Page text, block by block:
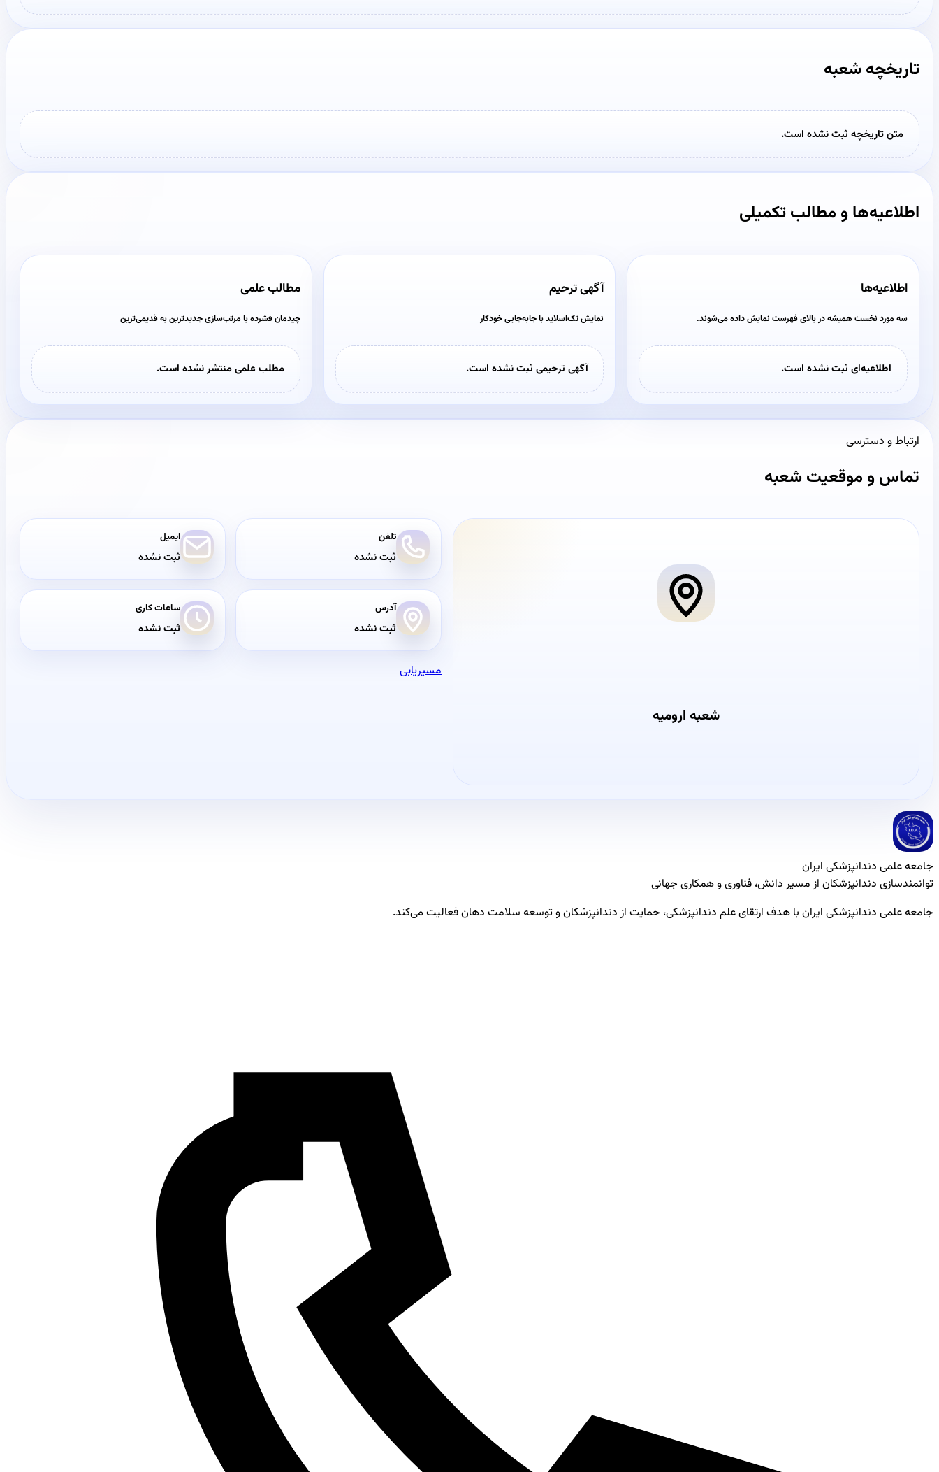
تاریخچه شعبه
متن تاریخچه ثبت نشده است.
اطلاعیه‌ها و مطالب تکمیلی
اطلاعیه‌ها
سه مورد نخست همیشه در بالای فهرست نمایش داده می‌شوند.
اطلاعیه‌ای ثبت نشده است.
آگهی ترحیم
نمایش تک‌اسلاید با جابه‌جایی خودکار
آگهی ترحیمی ثبت نشده است.
مطالب علمی
چیدمان فشرده با مرتب‌سازی جدیدترین به قدیمی‌ترین
مطلب علمی منتشر نشده است.
ارتباط و دسترسی
تماس و موقعیت شعبه
شعبه ارومیه
تلفن
ثبت نشده
ایمیل
ثبت نشده
آدرس
ثبت نشده
ساعات کاری
ثبت نشده
مسیریابی
جامعه علمی دندانپزشکی ایران
توانمندسازی دندانپزشکان از مسیر دانش، فناوری و همکاری جهانی
جامعه علمی دندانپزشکی ایران با هدف ارتقای علم دندانپزشکی، حمایت از دندانپزشکان و توسعه سلامت دهان فعالیت می‌کند.